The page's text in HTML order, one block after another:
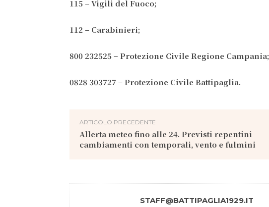
115 – Vigili del Fuoco;
112 – Carabinieri;
800 232525 – Protezione Civile Regione Campania;
0828 303727 – Protezione Civile Battipaglia.
ARTICOLO PRECEDENTE
Allerta meteo fino alle 24. Previsti repentini
cambiamenti con temporali, vento e fulmini
STAFF@BATTIPAGLIA1929.IT